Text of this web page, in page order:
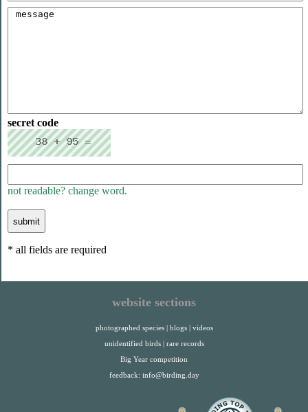
secret code
not readable? change word.
* all fields are required
website sections
photographed species blogs
videos
unidentified birds
rare records
Big Year competition
feedback: info@birding.day